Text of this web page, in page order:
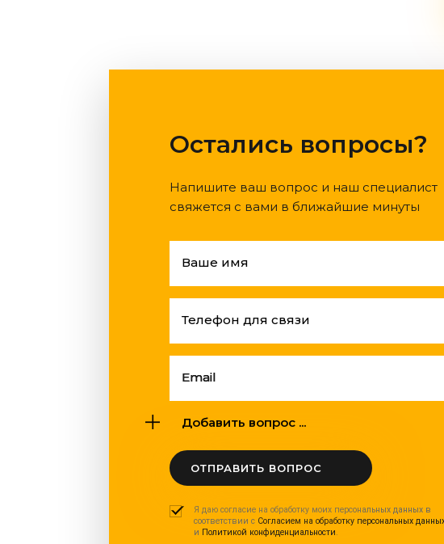
Остались вопросы?
Напишите ваш вопрос и наш специалист
свяжется с вами в ближайшие минуты
Ваше имя
Телефон для связи
Email
Добавить вопрос ...
ОТПРАВИТЬ ВОПРОС
Я даю согласие на обработку моих персональных данных в
соответствии с Согласием на обработку персональных
и Политикой конфиденциальности